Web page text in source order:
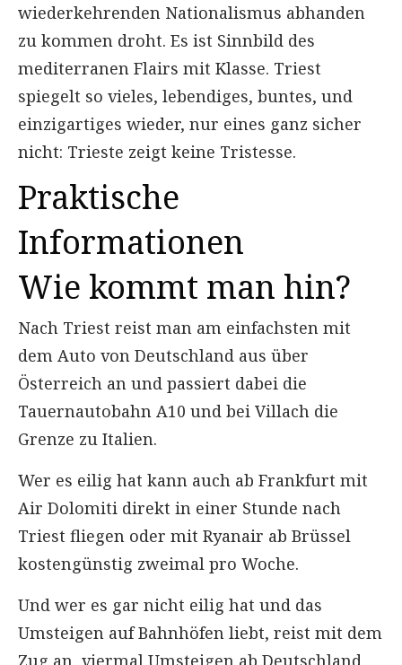
wiederkehrenden Nationalismus abhanden
zu kommen droht. Es ist Sinnbild des
mediterranen Flairs mit Klasse. Triest
spiegelt so vieles, lebendiges, buntes, und
einzigartiges wieder, nur eines ganz sicher
nicht: Trieste zeigt keine Tristesse.
Praktische
Informationen
Wie kommt man hin?
Nach Triest reist man am einfachsten mit
dem Auto von Deutschland aus über
Österreich an und passiert dabei die
Tauernautobahn A10 und bei Villach die
Grenze zu Italien.
Wer es eilig hat kann auch ab Frankfurt mit
Air Dolomiti direkt in einer Stunde nach
Triest fliegen oder mit Ryanair ab Brüssel
kostengünstig zweimal pro Woche.
Und wer es gar nicht eilig hat und das
Umsteigen auf Bahnhöfen liebt, reist mit dem
Zug an, viermal Umsteigen ab Deutschland